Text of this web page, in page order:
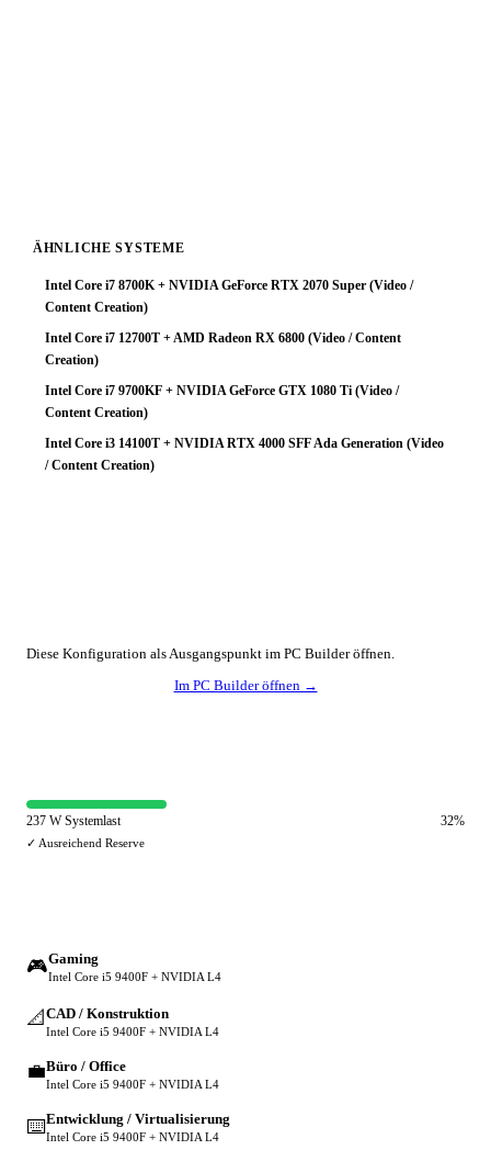
ÄHNLICHE SYSTEME
Intel Core i7 8700K + NVIDIA GeForce RTX 2070 Super (Video /
Content Creation)
Intel Core i7 12700T + AMD Radeon RX 6800 (Video / Content
Creation)
Intel Core i7 9700KF + NVIDIA GeForce GTX 1080 Ti (Video /
Content Creation)
Intel Core i3 14100T + NVIDIA RTX 4000 SFF Ada Generation (Video
/ Content Creation)
Diese Konfiguration als Ausgangspunkt im PC Builder öffnen.
Im PC Builder öffnen →
237 W Systemlast 32%
✓ Ausreichend Reserve
🎮Gaming
Intel Core i5 9400F + NVIDIA L4
📐 CAD / Konstruktion
Intel Core i5 9400F + NVIDIA L4
💼Büro / Office
Intel Core i5 9400F + NVIDIA L4
⌨️Entwicklung / Virtualisierung
Intel Core i5 9400F + NVIDIA L4